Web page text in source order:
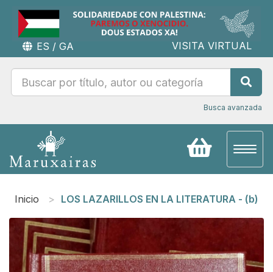
ES / GA VISITA VIRTUAL
Busca avanzada
Inicio LOS LAZARILLOS EN LA LITERATURA - (b)